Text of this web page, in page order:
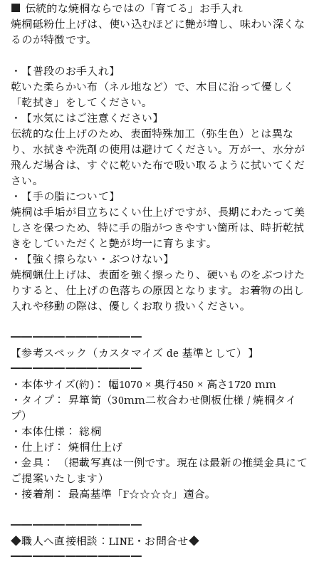
■ 伝統的な焼桐ならではの「育てる」お手入れ
焼桐砥粉仕上げは、使い込むほどに艶が増し、味わい深くな
るのが特徴です。
・【普段のお手入れ】
乾いた柔らかい布（ネル地など）で、木目に沿って優しく
「乾拭き」をしてください。
・【水気にはご注意ください】
伝統的な仕上げのため、表面特殊加工（弥生色）とは異な
り、水拭きや洗剤の使用は避けてください。万が一、水分が
飛んだ場合は、すぐに乾いた布で吸い取るように拭いてくだ
さい。
・【手の脂について】
焼桐は手垢が目立ちにくい仕上げですが、長期にわたって美
しさを保つため、特に手の脂がつきやすい箇所は、時折乾拭
きをしていただくと艶が均一に育ちます。
・【強く擦らない・ぶつけない】
焼桐蝋仕上げは、表面を強く擦ったり、硬いものをぶつけた
りすると、仕上げの色落ちの原因となります。お着物の出し
入れや移動の際は、優しくお取り扱いください。
━━━━━━━━━━━━
【参考スペック（カスタマイズ de 基準として）】
━━━━━━━━━━━━
・本体サイズ(約)： 幅1070 × 奥行450 × 高さ1720 mm
・タイプ： 昇箪笥（30mm二枚合わせ側板仕様 / 焼桐タイ
プ）
・本体仕様： 総桐
・仕上げ： 焼桐仕上げ
・金具： （掲載写真は一例です。現在は最新の推奨金具にて
ご提案いたします）
・接着剤： 最高基準「F☆☆☆☆」適合。
━━━━━━━━━━━━
◆職人へ直接相談：LINE・お問合せ◆
━━━━━━━━━━━━